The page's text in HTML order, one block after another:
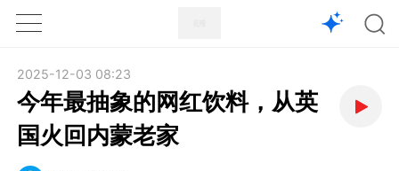
1X
2025-12-03 08:23
今年最抽象的网红饮料，从英
国火回内蒙老家